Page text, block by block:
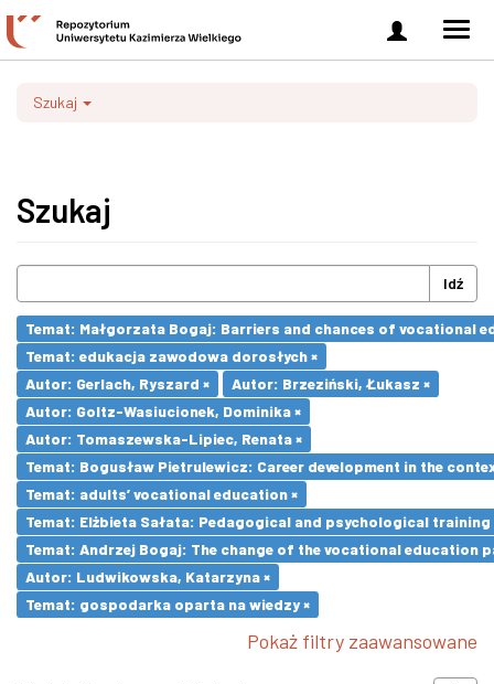
Zaloguj
się
Szukaj
Szukaj
Idź
Temat: Małgorzata Bogaj: Barriers and chances of vocational
Temat: edukacja zawodowa dorosłych ×
Autor: Gerlach, Ryszard ×
Autor: Brzeziński, Łukasz ×
Autor: Goltz-Wasiucionek, Dominika ×
Autor: Tomaszewska-Lipiec, Renata ×
Temat: Bogusław Pietrulewicz: Career development in the
Temat: adults’ vocational education ×
Temat: Elżbieta Sałata: Pedagogical and psychological
Temat: Andrzej Bogaj: The change of the vocational education
Autor: Ludwikowska, Katarzyna ×
Temat: gospodarka oparta na wiedzy ×
Pokaż filtry zaawansowane